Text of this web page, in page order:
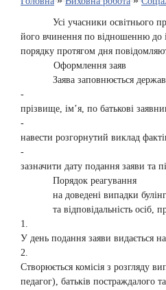
Усі учасники освітнього
його вчинення по відношенню до
порядку протягом дня
Оформлення заяв
Заява заповнюється
-
прізвище, ім’я, по батькові
-
навести розгорнутий виклад
-
зазначити дату подання заяви та
Порядок реагування
на доведені випадки
та відповідальність осіб,
1.
У день подання заяви видається
2.
Створюється комісія з розгляду
педагог), батьків постраждалого